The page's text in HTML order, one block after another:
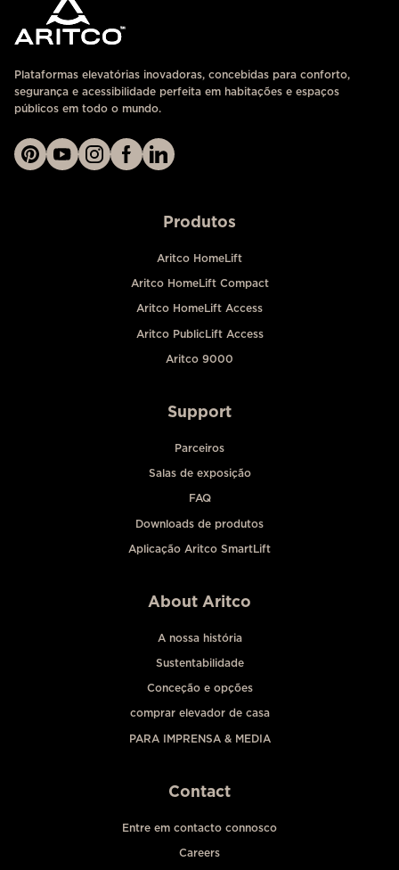
Plataformas elevatórias inovadoras, concebidas para conforto,
segurança e acessibilidade perfeita em habitações e espaços
públicos em todo o mundo.
Produtos
Aritco HomeLift
Aritco HomeLift Compact
Aritco HomeLift Access
Aritco PublicLift Access
Aritco 9000
Support
Parceiros
Salas de exposição
FAQ
Downloads de produtos
Aplicação Aritco SmartLift
About Aritco
A nossa história
Sustentabilidade
Conceção e opções
comprar elevador de casa
PARA IMPRENSA & MEDIA
Contact
Entre em contacto connosco
Careers